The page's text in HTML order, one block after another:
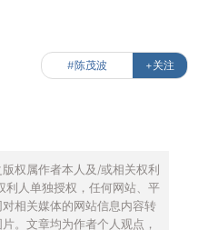
#陈茂波 +关注
权属作者本人及/或相关权利
利人单独授权，任何网站、平
相关媒体的网站信息内容转
。文章均为作者个人观点，